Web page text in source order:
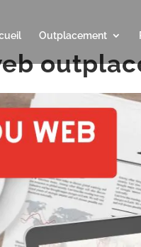
Outplacement